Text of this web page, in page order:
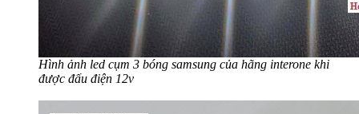
Hình ảnh led cụm 3 bóng samsung của hãng interone khi
được đấu điện 12v